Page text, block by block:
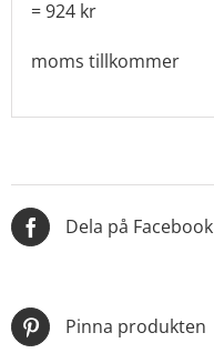
= 924 kr
moms tillkommer
Dela på Facebook
Pinna produkten